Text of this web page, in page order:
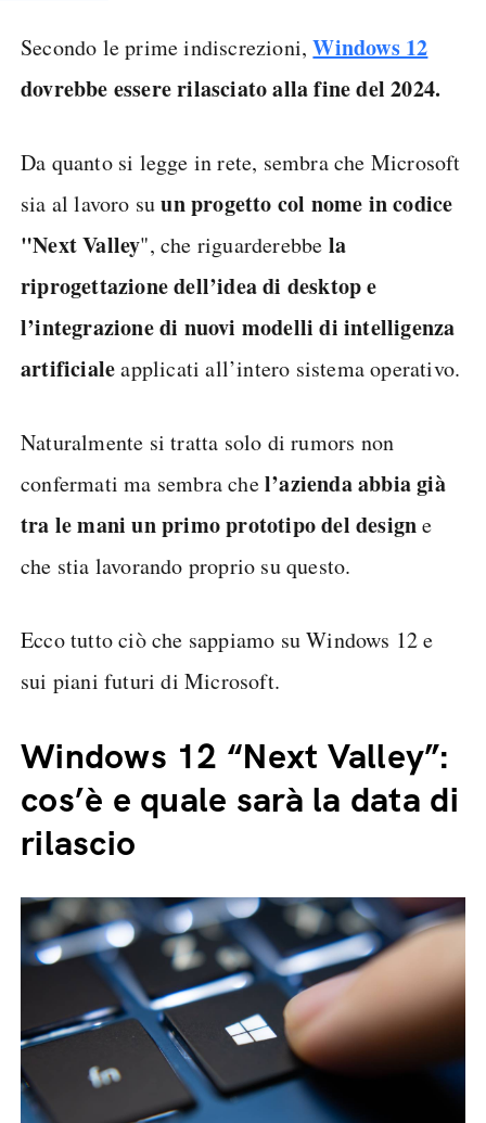
Secondo le prime indiscrezioni,Windows 12
dovrebbe essere rilasciato alla fine del 2024.
Da quanto si legge in rete, sembra che Microsoft
sia al lavoro suun progetto col nome in codice
"Next Valley", che riguarderebbe la
riprogettazione dell’idea di desktop e
l’integrazione di nuovi modelli di intelligenza
artificialeapplicati all’intero sistema operativo.
Naturalmente si tratta solo di rumors non
confermati ma sembra chel’azienda abbia già
tra le mani un primo prototipo del designe
che stia lavorando proprio su questo.
Ecco tutto ciò che sappiamo su Windows 12 e
sui piani futuri di Microsoft.
Windows 12 “Next Valley”:
cos’è e quale sarà la data di
rilascio